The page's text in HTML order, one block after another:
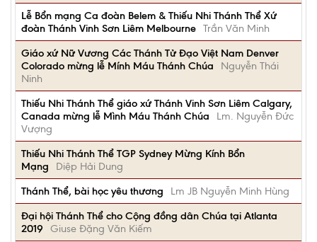
Lễ Bổn mạng Ca đoàn Belem & Thiếu Nhi Thánh Thể Xứ
đoàn Thánh Vinh Sơn Liêm Melbourne Trần Văn Minh
Giáo xứ Nữ Vương Các Thánh Tử Đạo Việt Nam Denver
Colorado mừng lễ Mính Máu Thánh Chúa
Nguyễn Thái
Ninh
Thiếu Nhi Thánh Thể giáo xứ Thánh Vinh Sơn Liêm Calgary,
Canada mừng lễ Mình Máu Thánh Chúa
Lm. Nguyễn Đức
Vượng
Thiếu Nhi Thánh Thể TGP Sydney Mừng Kính Bổn
Mạng
Diệp Hải Dung
Thánh Thể, bài học yêu thương
Lm JB Nguyễn Minh Hùng
Đại hội Thánh Thể cho Cộng đồng dân Chúa tại Atlanta
2019
Giuse Đặng Văn Kiếm